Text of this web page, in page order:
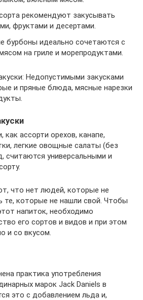
рекомендуют закусывать
фруктами и десертами.
бурбоны идеально сочетаются с
на гриле и морепродуктами.
Недопустимыми закусками
и пряные блюда, мясные нарезки
как ассорти орехов, канапе,
легкие овощные салаты (без
считаются универсальными и
что нет людей, которые не
те, которые не нашли свой. Чтобы
напиток, необходимо
его сортов и видов и при этом
и со вкусом.
практика употребления
марок Jack Daniels в
это с добавлением льда и,